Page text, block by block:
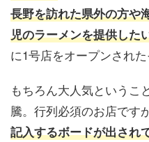
長野を訪れた県外の方や
児のラーメンを提供した
に1号店をオープンされ
もちろん大人気というこ
騰。行列必須のお店ですが
記入するボードが出され